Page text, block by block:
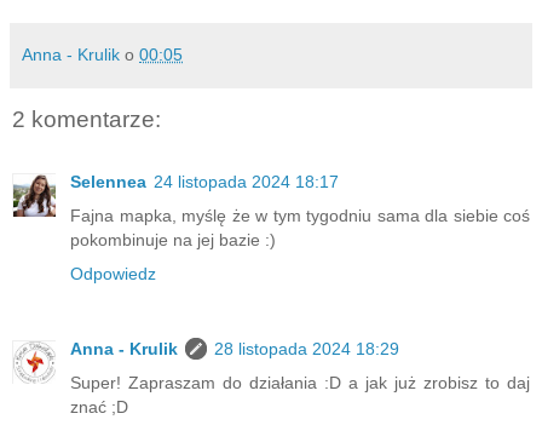
Anna - Krulik o 00:05
2 komentarze:
Selennea 24 listopada 2024 18:17
Fajna mapka, myślę że w tym tygodniu sama dla siebie coś
pokombinuje na jej bazie :)
Odpowiedz
Anna - Krulik
28 listopada 2024 18:29
Super! Zapraszam do działania :D a jak już zrobisz to daj
znać ;D